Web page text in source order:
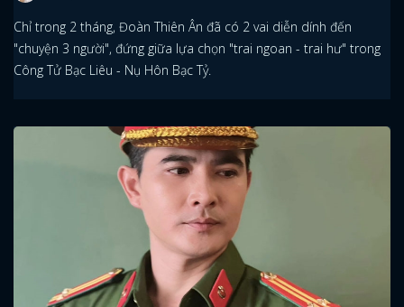
Chỉ trong 2 tháng, Đoàn Thiên Ân đã có 2 vai diễn dính đến
"chuyện 3 người", đứng giữa lựa chọn "trai ngoan - trai hư" trong
Công Tử Bạc Liêu - Nụ Hôn Bạc Tỷ.